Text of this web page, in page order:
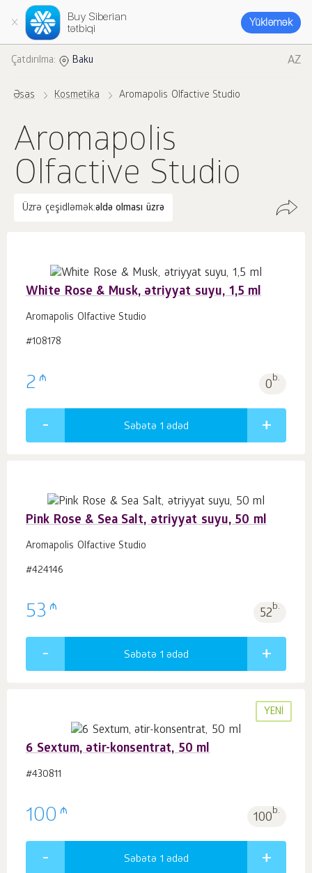
Buy Siberian
tətbiqi
Yükləmək
Çatdırılma: Baku AZ
Əsas Kosmetika Aromapolis Olfactive Studio
Aromapolis
Olfactive Studio
Üzrə çeşidləmək:əldə olması üzrə
White Rose & Musk, ətriyyat suyu, 1,5 ml
Aromapolis Olfactive Studio
#108178
2 ₼ 0b.
Səbətə 1 ədəd
Pink Rose & Sea Salt, ətriyyat suyu, 50 ml
Aromapolis Olfactive Studio
#424146
53 ₼ 52b.
Səbətə 1 ədəd
YENI
6 Sextum, ətir-konsentrat, 50 ml
#430811
100 ₼ 100b.
Səbətə 1 ədəd